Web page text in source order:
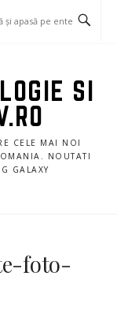
SI
CELE MAI NOI
NOUTATI
GALAXY
foto-